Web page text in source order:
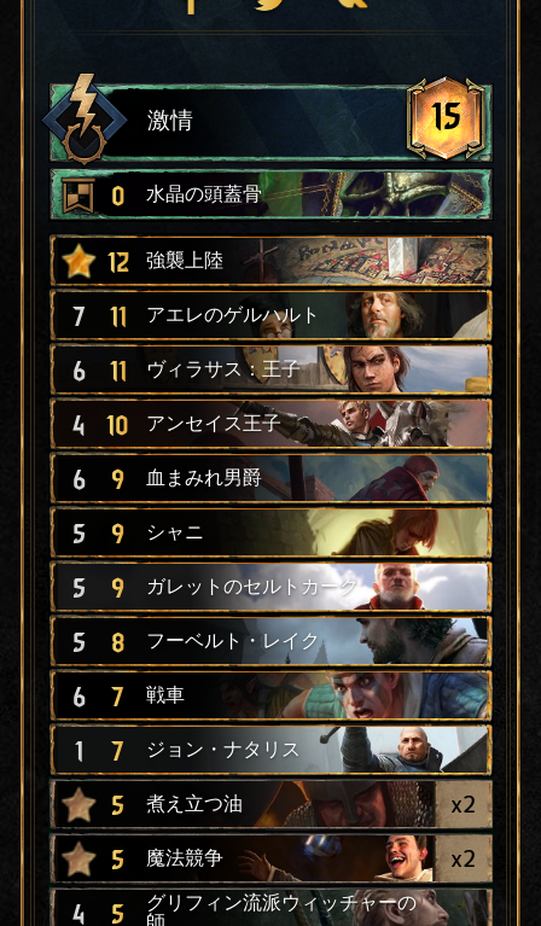
激情 15
0 水晶の頭蓋骨
12 強襲上陸
7 11 アエレのゲルハルト
6 11 ヴィラサス：王子
4 10 アンセイス王子
6 9 血まみれ男爵
5 9 シャニ
5 9 ガレットのセルトカーク
5 8 フーベルト・レイク
6 7 戦車
1 7 ジョン・ナタリス
5 煮え立つ油 x2
5 魔法競争 x2
4 5
グリフィン流派ウィッチャーの